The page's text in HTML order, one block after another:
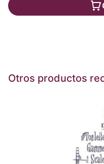
Otros productos